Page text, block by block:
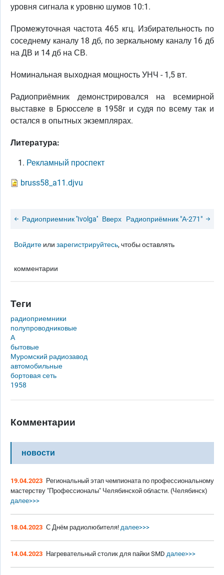
уровня сигнала к уровню шумов 10:1.
Промежуточная частота 465 кгц. Избирательность по
соседнему каналу 18 дб, по зеркальному каналу 16 дб
на ДВ и 14 дб на СВ.
Номинальная выходная мощность УНЧ - 1,5 вт.
Радиоприёмник демонстрировался на всемирной
выставке в Брюсселе в 1958г и судя по всему так и
остался в опытных экземплярах.
Литература:
Рекламный проспект
bruss58_a11.djvu
Радиоприемник ''Ivolga'' Вверх Радиоприёмник "А-271"
Войдите илизарегистрируйтесь, чтобы оставлять
комментарии
Теги
радиоприемники
полупроводниковые
А
бытовые
Муромский радиозавод
автомобильные
бортовая сеть
1958
Комментарии
новости
19.04.2023 Региональный этап чемпионата по профессиональному
мастерству "Профессионалы" Челябинской области. (Челябинск)
далее>>>
18.04.2023 С Днём радиолюбителя! далее>>>
14.04.2023 Нагревательный столик для пайки SMD далее>>>